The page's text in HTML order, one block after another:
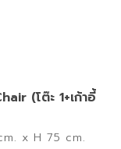
(โต๊ะ 1+เก้าอี้
x H 75 cm.